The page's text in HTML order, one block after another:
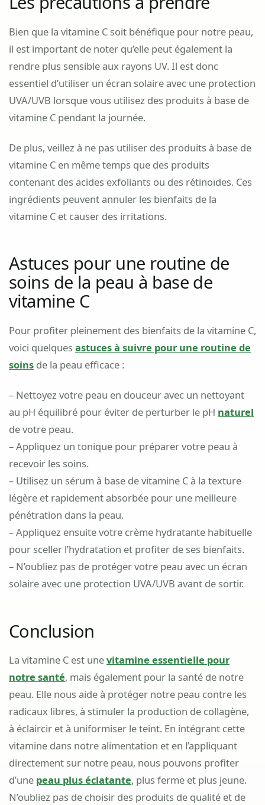
Bien que la vitamine C soit bénéfique pour notre peau,
il est important de noter qu’elle peut également la
rendre plus sensible aux rayons UV. Il est donc
essentiel d’utiliser un écran solaire avec une protection
UVA/UVB lorsque vous utilisez des produits à base de
vitamine C pendant la journée.
De plus, veillez à ne pas utiliser des produits à base de
vitamine C en même temps que des produits
contenant des acides exfoliants ou des rétinoïdes. Ces
ingrédients peuvent annuler les bienfaits de la
vitamine C et causer des irritations.
Astuces pour une routine de
soins de la peau à base de
vitamine C
Pour profiter pleinement des bienfaits de la vitamine C,
voici quelques astuces à suivre pour une routine de
soins de la peau efficace :
– Nettoyez votre peau en douceur avec un nettoyant
au pH équilibré pour éviter de perturber le pH naturel
de votre peau.
– Appliquez un tonique pour préparer votre peau à
recevoir les soins.
– Utilisez un sérum à base de vitamine C à la texture
légère et rapidement absorbée pour une meilleure
pénétration dans la peau.
– Appliquez ensuite votre crème hydratante habituelle
pour sceller l’hydratation et profiter de ses bienfaits.
– N’oubliez pas de protéger votre peau avec un écran
solaire avec une protection UVA/UVB avant de sortir.
Conclusion
La vitamine C est unevitamine essentielle pour
notre santé, mais également pour la santé de notre
peau. Elle nous aide à protéger notre peau contre les
radicaux libres, à stimuler la production de collagène,
à éclaircir et à uniformiser le teint. En intégrant cette
vitamine dans notre alimentation et en l’appliquant
directement sur notre peau, nous pouvons profiter
d’une peau plus éclatante, plus ferme et plus jeune.
N’oubliez pas de choisir des produits de qualité et de